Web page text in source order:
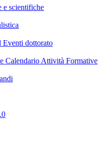
e scientifiche
Eventi dottorato
Calendario Attività Formative